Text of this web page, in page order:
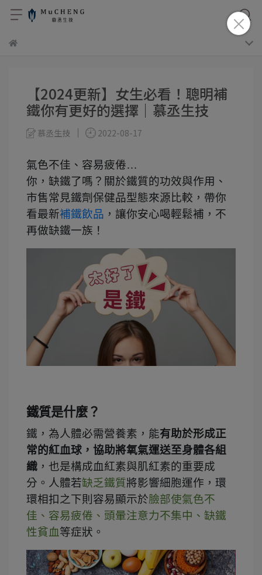
【2024更新】女生必看！聰明補
鐵你有更好的選擇｜慕丞生技
慕丞生技 2022-08-17
氣色不佳、容易疲倦…
你，缺鐵了嗎？關於鐵質的功效與作用、
市售常見鐵劑保健品型態來源比較，帶你
看最新補鐵飲品 ，讓你安心喝輕鬆補，不
再做缺鐵一族！
鐵質是什麼？
鐵，為人體必需營養素，能有助於形成正
常的紅血球，協助將氧氣運送至身體各組
織 ，也是構成血紅素與肌紅素的重要成
分。人體若缺乏鐵質將影響細胞運作，環
環相扣之下則容易顯示於臉部使氣色不
佳、容易疲倦、頭暈注意力不集中、缺鐵
性貧血等症狀。